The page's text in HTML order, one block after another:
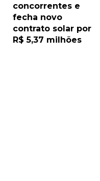
concorrentes e
fecha novo
contrato solar por
R$ 5,37 milhões